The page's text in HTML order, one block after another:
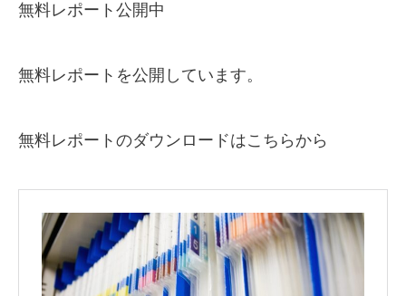
無料レポート公開中
無料レポートを公開しています。
無料レポートのダウンロードはこちらから